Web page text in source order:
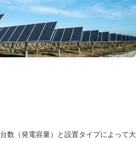
数（発電容量）と設置タイプによって大